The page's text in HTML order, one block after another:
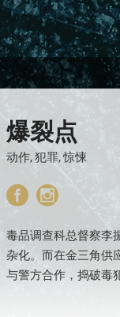
爆裂点
动作, 犯罪, 惊悚
毒品调查科总督察李
杂化。而在金三角供
与警方合作，捣破毒